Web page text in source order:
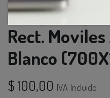
Lamp. Colg.
Rect.
Blanco
$ 100,00 IVA Incluido